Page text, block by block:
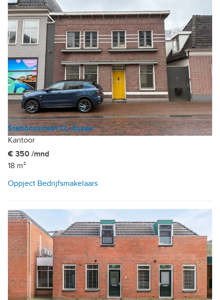
Stationsstraat 12, Assen
Kantoor
€ 350 /mnd
18 m²
Oppject Bedrijfsmakelaars